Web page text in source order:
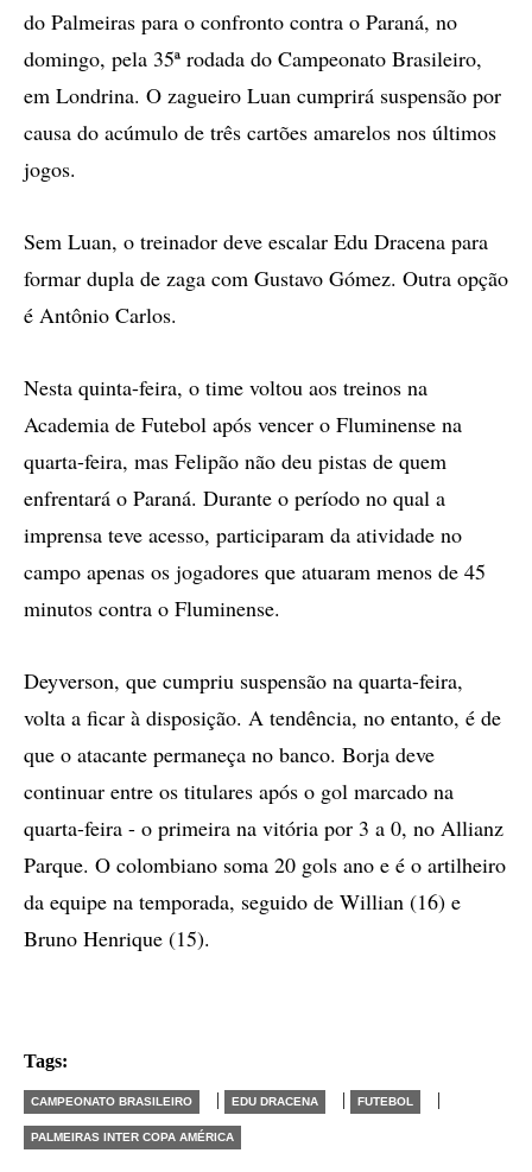
do Palmeiras para o confronto contra o Paraná, no
domingo, pela 35ª rodada do Campeonato Brasileiro,
em Londrina. O zagueiro Luan cumprirá suspensão por
causa do acúmulo de três cartões amarelos nos últimos
jogos.
Sem Luan, o treinador deve escalar Edu Dracena para
formar dupla de zaga com Gustavo Gómez. Outra opção
é Antônio Carlos.
Nesta quinta-feira, o time voltou aos treinos na
Academia de Futebol após vencer o Fluminense na
quarta-feira, mas Felipão não deu pistas de quem
enfrentará o Paraná. Durante o período no qual a
imprensa teve acesso, participaram da atividade no
campo apenas os jogadores que atuaram menos de 45
minutos contra o Fluminense.
Deyverson, que cumpriu suspensão na quarta-feira,
volta a ficar à disposição. A tendência, no entanto, é de
que o atacante permaneça no banco. Borja deve
continuar entre os titulares após o gol marcado na
quarta-feira - o primeira na vitória por 3 a 0, no Allianz
Parque. O colombiano soma 20 gols ano e é o artilheiro
da equipe na temporada, seguido de Willian (16) e
Bruno Henrique (15).
Tags:
CAMPEONATO BRASILEIRO | EDU DRACENA | FUTEBOL |
PALMEIRAS INTER COPA AMÉRICA